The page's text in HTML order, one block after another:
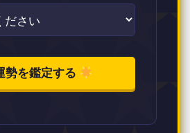
勢を鑑定する